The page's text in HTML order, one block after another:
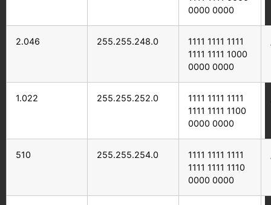
0000 0000
2.046 255.255.248.0
1111 1111 1111
1111 1111 1000
0000 0000
1.022 255.255.252.0
1111 1111 1111
1111 1111 1100
0000 0000
510 255.255.254.0
1111 1111 1111
1111 1111 1110
0000 0000